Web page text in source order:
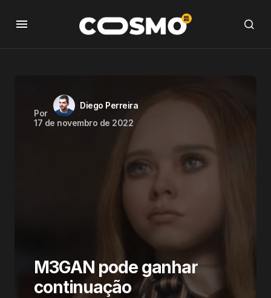
Por
Diego Perreira
17 de novembro de 2022
M3GAN pode ganhar
continuação